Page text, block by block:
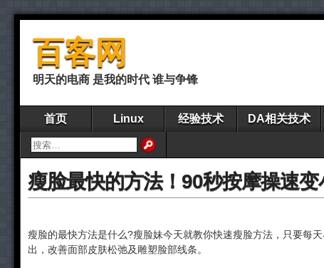
百客网
明天的电商 是我的时代 谁与争锋
首页 Linux 经验技术 DA相关技术
瘦脸最快的方法！90秒按摩操速变
瘦脸的最快方法是什么?瘦脸妹今天就教你快速瘦脸方法，只要每
出，改善面部皮肤松弛及雕塑脸部线条。